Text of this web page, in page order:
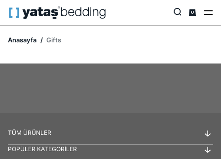
Anasayfa Gifts
TÜM ÜRÜNLER
POPÜLER KATEGORİLER